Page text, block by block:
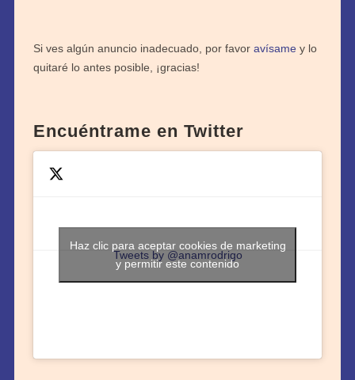
Si ves algún anuncio inadecuado, por favor avísamey lo
quitaré lo antes posible, ¡gracias!
Encuéntrame en Twitter
Tweets by @anamrodrigo
Haz clic para aceptar cookies de marketing
y permitir este contenido